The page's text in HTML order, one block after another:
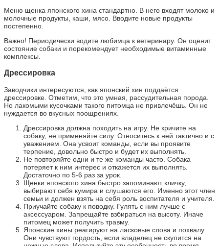
Меню щенка японского хина стандартно. В него входят молоко и
молочные продукты, каши, мясо. Вводите новые продукты
постепенно.
Важно! Периодически водите любимца к ветеринару. Он оценит
состояние собаки и порекомендует необходимые витаминные
комплексы.
Дрессировка
Заводчики интересуются, как японский хин поддаётся
дрессировке. Отметим, что это умная, рассудительная порода.
Но лакомыми кусочками такого питомца не привлечёшь. Он не
нуждается во вкусных поощрениях.
Дрессировка должна походить на игру. Не кричите на
собаку, не применяйте силу. Относитесь к ней тактично и с
уважением. Она усвоит команды, если вы проявите
терпение, довольно быстро и будет их выполнять.
Не повторяйте одни и те же команды часто. Собака
потеряет к ним интерес и откажется их выполнять.
Достаточно по 5-6 раз за урок.
Щенки японского хина быстро запоминают кличку,
выбирают себя кумира и слушаются его. Именно этот член
семьи и должен взять на себя роль воспитателя и учителя.
Приучайте собаку к поводку. Гулять с ним лучше с
аксессуаром. Запрещайте взбираться на высоту. Иначе
питомец может получить травму.
Японские хины реагируют на ласковые слова и похвалу.
Они чувствуют гордость, если владелец не скупится на